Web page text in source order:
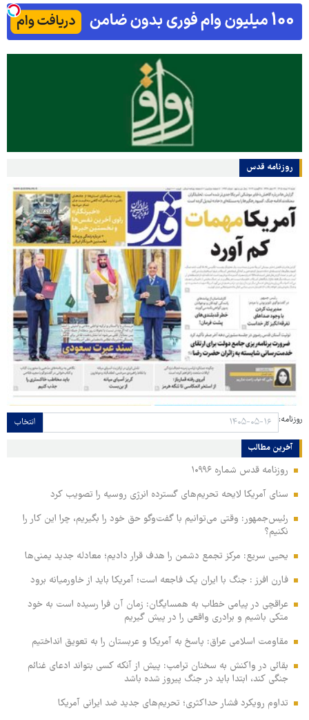
روزنامه قدس
روزنامه: انتخاب
آخرین مطالب
روزنامه قدس شماره ۱۰۹۹۶
سنای آمریکا لایحه تحریم‌های گسترده انرژی روسیه را تصویب کرد
رئیس‌جمهور: وقتی می‌توانیم با گفت‌وگو حق خود را بگیریم، چرا این کار را
نکنیم؟
یحیی سریع: مرکز تجمع دشمن را هدف قرار دادیم؛ معادله جدید یمنی‌ها
فارن افرز : جنگ با ایران یک فاجعه است؛ آمریکا باید از خاورمیانه برود
عراقچی در پیامی خطاب به همسایگان: زمان آن فرا رسیده است به خود
متکی باشیم و برادری واقعی را در پیش گیریم
مقاومت اسلامی عراق: پاسخ به آمریکا و عربستان را به تعویق انداختیم
بقائی در واکنش به سخنان ترامپ: پیش از آنکه کسی بتواند ادعای غنائم
جنگی کند، ابتدا باید در جنگ پیروز شده باشد
تداوم رویکرد فشار حداکثری؛ تحریم‌های جدید ضد ایرانی آمریکا